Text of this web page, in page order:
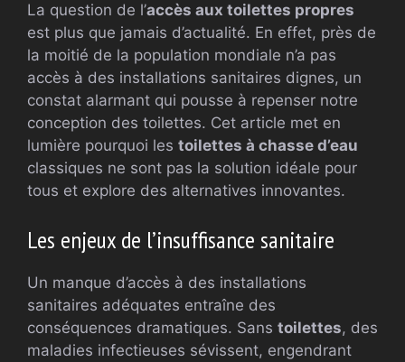
La question de l’accès aux toilettes propres
est plus que jamais d’actualité. En effet, près de
la moitié de la population mondiale n’a pas
accès à des installations sanitaires dignes, un
constat alarmant qui pousse à repenser notre
conception des toilettes. Cet article met en
lumière pourquoi les toilettes à chasse d’eau
classiques ne sont pas la solution idéale pour
tous et explore des alternatives innovantes.
Les enjeux de l’insuffisance sanitaire
Un manque d’accès à des installations
sanitaires adéquates entraîne des
conséquences dramatiques. Sans toilettes, des
maladies infectieuses sévissent, engendrant